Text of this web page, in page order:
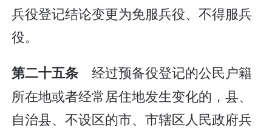
兵役登记结论变更为免服兵役、不得服兵
役。
第二十五条经过预备役登记的公民户籍
所在地或者经常居住地发生变化的，县、
自治县、不设区的市、市辖区人民政府兵